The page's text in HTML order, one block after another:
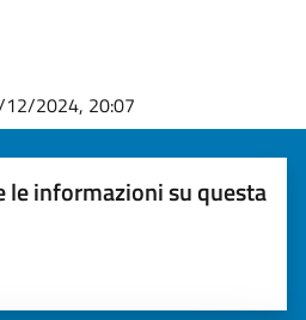
12/2024, 20:07
le informazioni su questa
(da 1 a 5 stelle)
per valutare la chiarezza delle
su 5
su 5
5